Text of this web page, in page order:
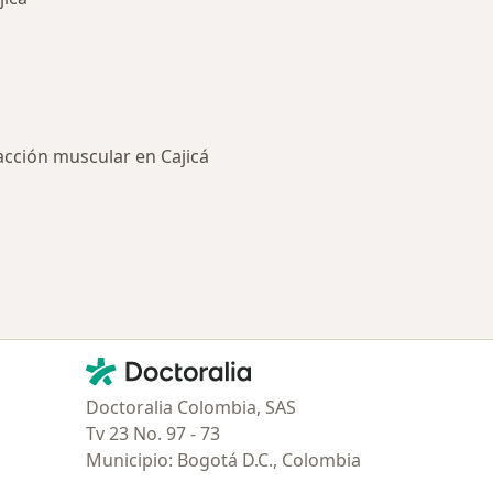
muscular en Cajicá
Contacto
Doctoralia - Página de inicio
Doctoralia Colombia, SAS
Tv 23 No. 97 - 73
Municipio: Bogotá D.C., Colombia